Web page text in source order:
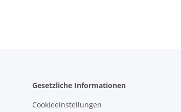
Gesetzliche Informationen
Cookieeinstellungen